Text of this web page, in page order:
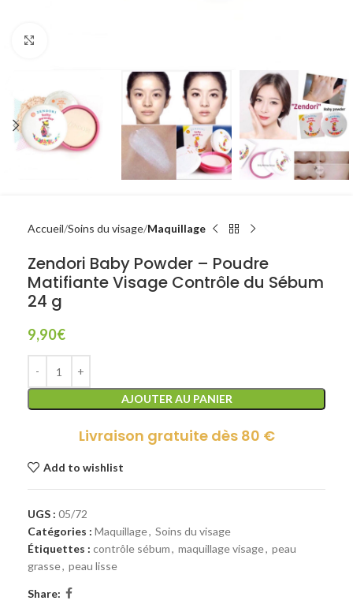
Accueil Soins du visage Maquillage
Zendori Baby Powder – Poudre
Matifiante Visage Contrôle du Sébum
24 g
9,90€
AJOUTER AU PANIER
Livraison gratuite dès 80 €
Add to wishlist
UGS : 05/72
Catégories : Maquillage, Soins du visage
Étiquettes : contrôle sébum, maquillage visage, peau
grasse, peau lisse
Share: